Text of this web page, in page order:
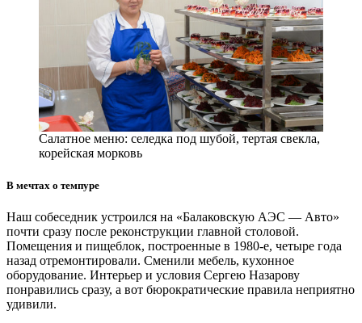
Салатное меню: селедка под шубой, тертая свекла,
корейская морковь
В мечтах о темпуре
Наш собеседник устроился на «Балаковскую АЭС — ​Авто»
почти сразу после реконструкции главной столовой.
Помещения и пищеблок, построенные в 1980‑е, четыре года
назад отремонтировали. Сменили мебель, кухонное
оборудование. Интерьер и условия Сергею Назарову
понравились сразу, а вот бюрократические правила неприятно
удивили.